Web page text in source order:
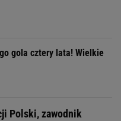
gola cztery lata! Wielkie
Polski, zawodnik